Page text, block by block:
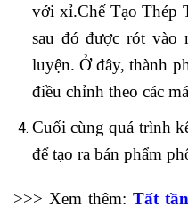
với xỉ.Chế Tạo Thép
sau đó được rót vào
luyện. Ở đây, thành
điều chỉnh theo các
Cuối cùng quá trình
để tạo ra bán phẩm
>>> Xem thêm: Tất